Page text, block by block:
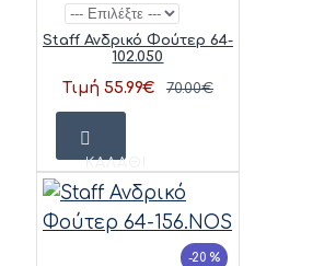
Staff Ανδρικό Φούτερ 64-
102.050
Τιμή 55.99€ 70.00€
ΚΑΛΆΘΙ
-20 %